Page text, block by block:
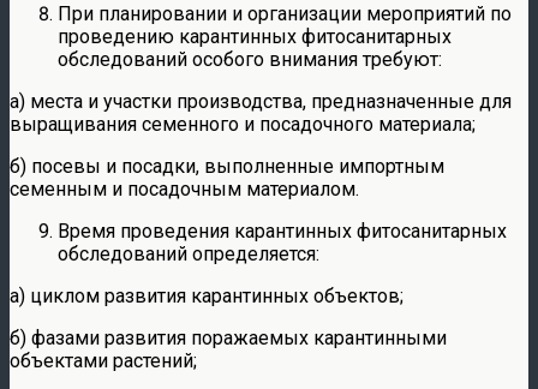
При планировании и организации мероприятий по
проведению карантинных фитосанитарных
обследований особого внимания требуют:
а) места и участки производства, предназначенные для
выращивания семенного и посадочного материала;
б) посевы и посадки, выполненные импортным
семенным и посадочным материалом.
Время проведения карантинных фитосанитарных
обследований определяется:
а) циклом развития карантинных объектов;
б) фазами развития поражаемых карантинными
объектами растений;